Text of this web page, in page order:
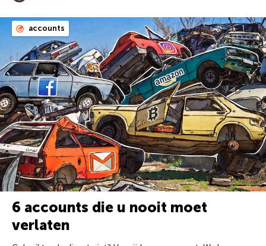
accounts
6 accounts die u nooit moet
verlaten